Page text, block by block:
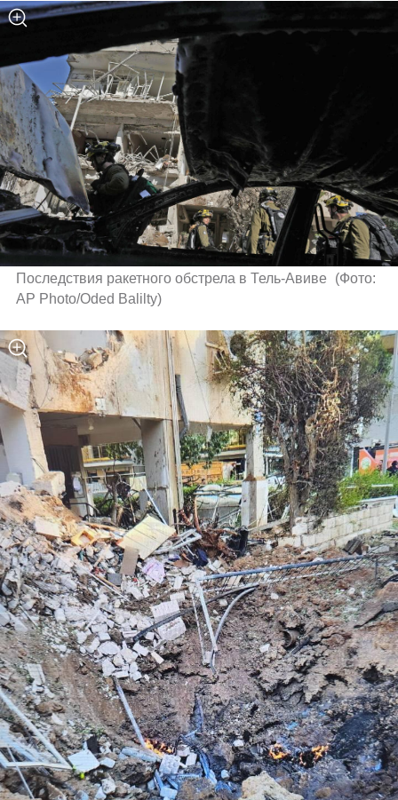
Последствия ракетного обстрела в Тель-Авиве (Фото:
AP Photo/Oded Balilty)